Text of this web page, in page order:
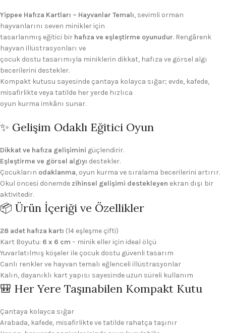
Yippee Hafıza Kartları – Hayvanlar Temalı, sevimli orman
hayvanlarını seven minikler için
tasarlanmış eğitici bir hafıza ve eşleştirme oyunudur. Rengârenk
hayvan illüstrasyonları ve
çocuk dostu tasarımıyla miniklerin dikkat, hafıza ve görsel algı
becerilerini destekler.
Kompakt kutusu sayesinde çantaya kolayca sığar; evde, kafede,
misafirlikte veya tatilde her yerde hızlıca
oyun kurma imkânı sunar.
✨ Gelişim Odaklı Eğitici Oyun
Dikkat ve hafıza gelişimini güçlendirir.
Eşleştirme ve görsel algıyı destekler.
Çocukların odaklanma, oyun kurma ve sıralama becerilerini artırır.
Okul öncesi dönemde zihinsel gelişimi destekleyen ekran dışı bir
aktivitedir.
📦 Ürün İçeriği ve Özellikler
28 adet hafıza kartı (14 eşleşme çifti)
Kart Boyutu: 6 x 6 cm – minik eller için ideal ölçü
Yuvarlatılmış köşeler ile çocuk dostu güvenli tasarım
Canlı renkler ve hayvan temalı eğlenceli illüstrasyonlar
Kalın, dayanıklı kart yapısı sayesinde uzun süreli kullanım
🎒 Her Yere Taşınabilen Kompakt Kutu
Çantaya kolayca sığar
Arabada, kafede, misafirlikte ve tatilde rahatça taşınır